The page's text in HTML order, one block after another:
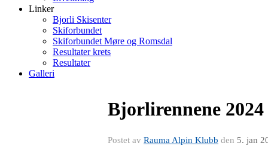
Linker
Bjorli Skisenter
Skiforbundet
Skiforbundet Møre og Romsdal
Resultater krets
Resultater
Galleri
Bjorlirennene 2024
Postet av Rauma Alpin Klubb den 5. jan